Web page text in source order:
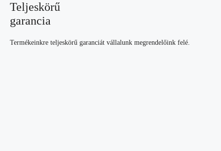
Teljeskörű
garancia
Termékeinkre teljeskörű garanciát vállalunk megrendelőink felé.